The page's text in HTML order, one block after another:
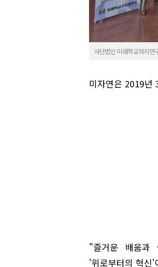
사단법인 미래학교자치연
미자연은 2019년
"즐거운 배움과
'위로부터의 혁신'